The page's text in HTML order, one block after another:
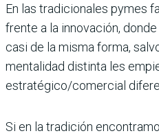
En las tradicionales pymes
frente a la innovación,
casi de la misma forma,
mentalidad distinta les
estratégico/comercial
Si en la tradición